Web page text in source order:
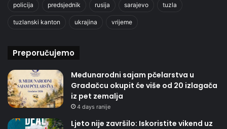
policija predsjednik rusija sarajevo tuzla
tuzlanski kanton ukrajina vrijeme
Preporučujemo
Međunarodni sajam pčelarstva u
Gradačcu okupit će više od 20 izlagača
iz pet zemalja
4 days ranije
Ljeto nije završilo: Iskoristite vikend uz